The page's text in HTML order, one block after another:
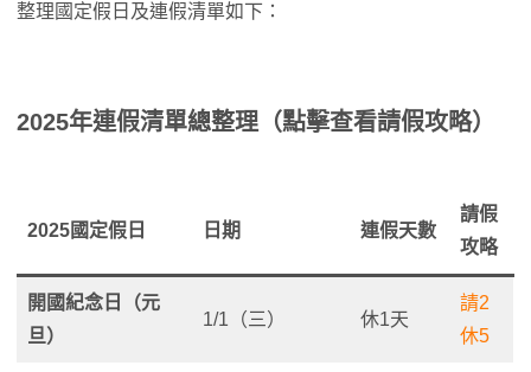
整理國定假日及連假清單如下：
2025年連假清單總整理（點擊查看請假攻略）
2025國定假日 日期 連假天數
請假
攻略
開國紀念日（元
旦）
1/1（三） 休1天
請2
休5